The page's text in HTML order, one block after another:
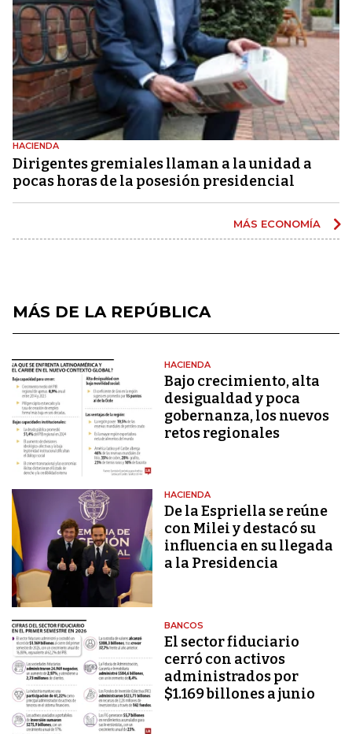
HACIENDA
Dirigentes gremiales llaman a la unidad a
pocas horas de la posesión presidencial
MÁS ECONOMÍA
MÁS DE LA REPÚBLICA
HACIENDA
Bajo crecimiento, alta
desigualdad y poca
gobernanza, los nuevos
retos regionales
HACIENDA
De la Espriella se reúne
con Milei y destacó su
influencia en su llegada
a la Presidencia
BANCOS
El sector fiduciario
cerró con activos
administrados por
$1.169 billones a junio